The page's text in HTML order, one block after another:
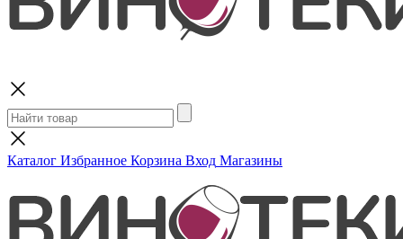
Каталог Избранное Корзина Вход Магазины